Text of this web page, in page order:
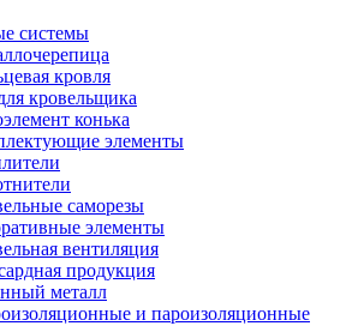
системы
кровля
кровельщика
конька
элементы
саморезы
элементы
вентиляция
продукция
металл
и пароизоляционные